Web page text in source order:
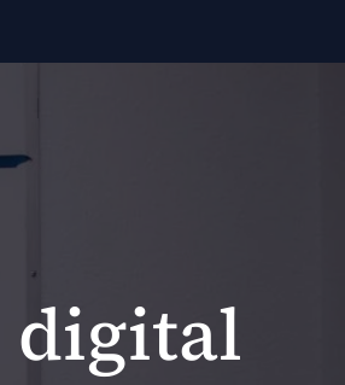
digital